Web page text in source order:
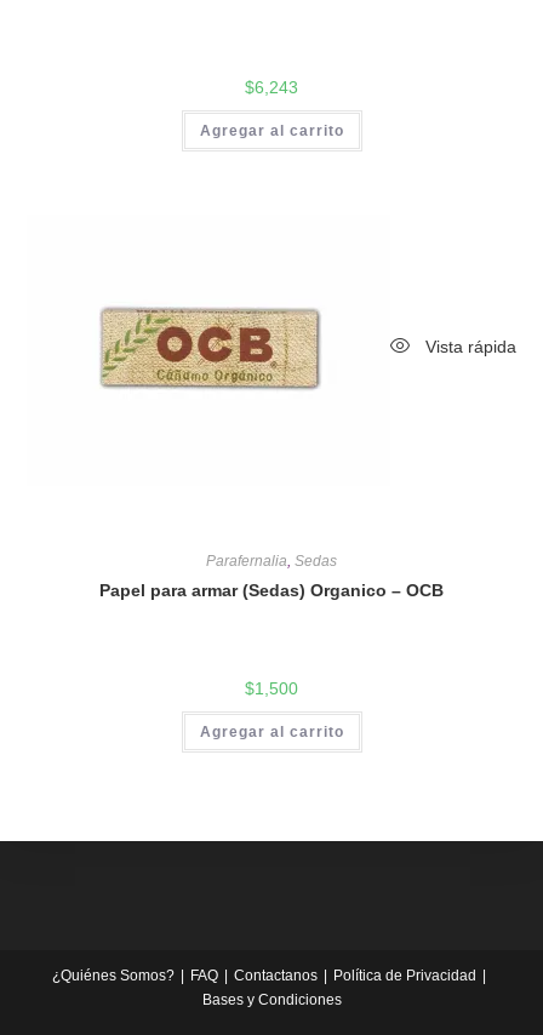
$6,243
Agregar al carrito
Vista rápida
Parafernalia, Sedas
Papel para armar (Sedas) Organico – OCB
$1,500
Agregar al carrito
¿Quiénes Somos? FAQ Contactanos
Política de Privacidad
Bases y Condiciones